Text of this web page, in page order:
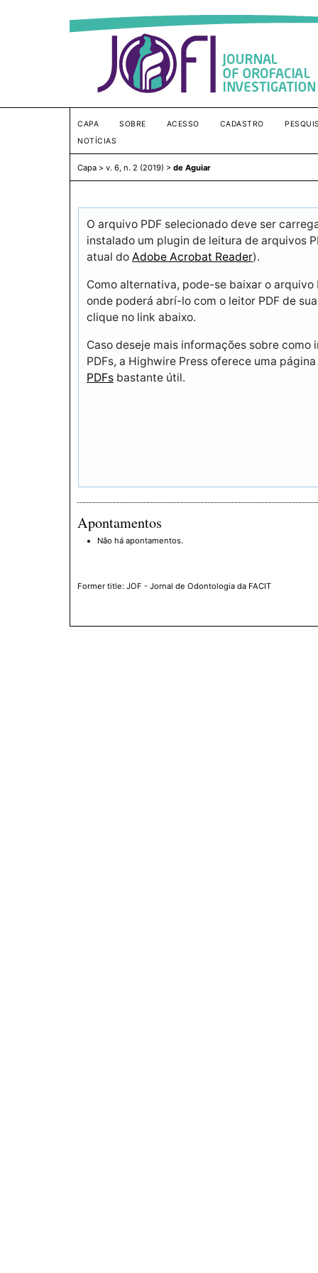
CAPA SOBRE ACESSO CADASTRO
NOTÍCIAS
Capa > v. 6, n. 2 (2019) > de Aguiar
O arquivo PDF selecionado deve ser
instalado um plugin de leitura de arquivos
atual do Adobe Acrobat Reader).
Como alternativa, pode-se baixar o arquivo
onde poderá abrí-lo com o leitor PDF de
clique no link abaixo.
Caso deseje mais informações sobre
PDFs, a Highwire Press oferece uma
PDFs bastante útil.
Apontamentos
Não há apontamentos.
Former title: JOF - Jornal de Odontologia da FACIT